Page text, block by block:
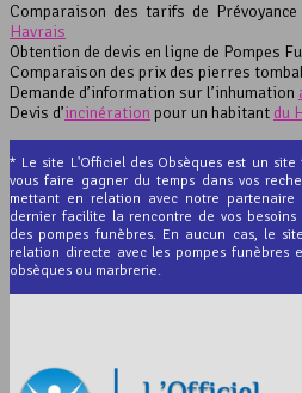
Comparaison des tarifs de
Havrais
Obtention de devis en ligne de Pompes
Comparaison des prix des pierres
Demande d’information sur l’inhumation
Devis d’incinération pour un habitant du
* Le site L'Officiel des Obsèques est un
vous faire gagner du temps dans vos
mettant en relation avec notre
dernier facilite la rencontre de vos besoins
des pompes funèbres. En aucun cas, le
relation directe avec les pompes funèbres
obsèques ou marbrerie.